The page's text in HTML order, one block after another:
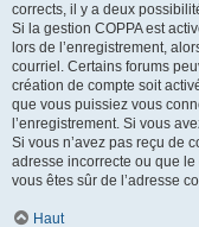
corrects, il y a deux
Si la gestion COPPA est
lors de l’enregistrement,
courriel. Certains forums
création de compte soit
que vous puissiez vous
l’enregistrement. Si vous
Si vous n’avez pas reçu de
adresse incorrecte ou que
vous êtes sûr de l’adresse
Haut